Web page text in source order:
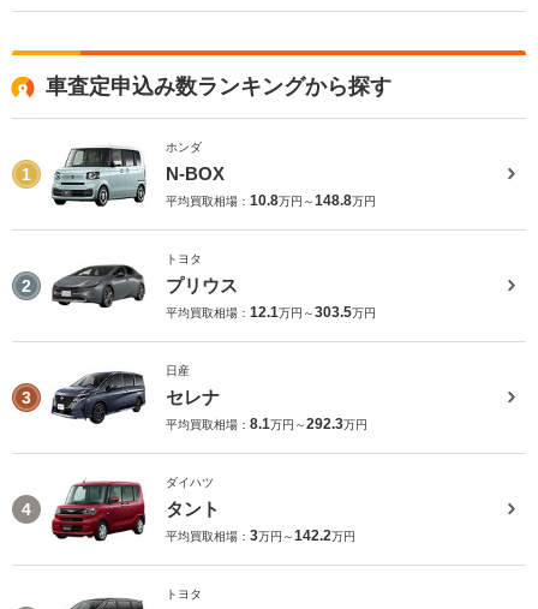
車査定申込み数ランキングから探す
1
ホンダ
N-BOX
平均買取相場： 10.8万円～148.8万円
2
トヨタ
プリウス
平均買取相場： 12.1万円～303.5万円
3
日産
セレナ
平均買取相場： 8.1万円～292.3万円
4
ダイハツ
タント
平均買取相場： 3万円～142.2万円
トヨタ